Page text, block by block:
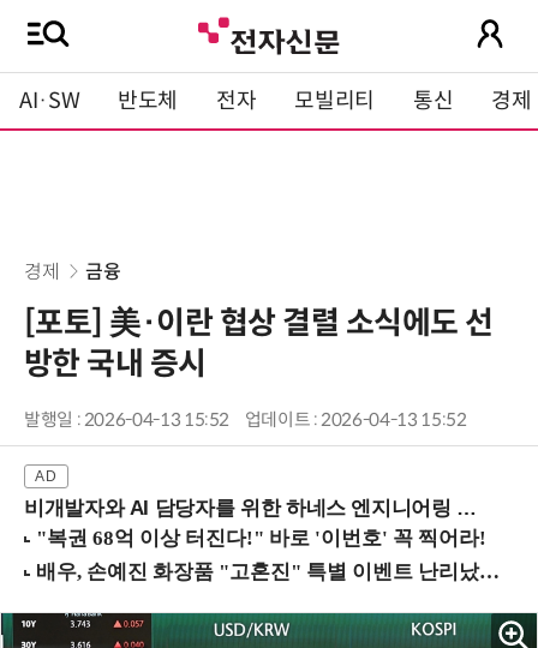
AI·SW 반도체 전자 모빌리티 통신 경제
경제 금융
[포토] 美·이란 협상 결렬 소식에도 선
방한 국내 증시
발행일 : 2026-04-13 15:52 업데이트 : 2026-04-13 15:52
비개발자와 AI 담당자를 위한 하네스 엔지니어링 입문과정 (8/20 신논현역)